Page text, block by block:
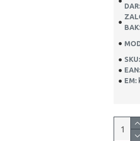
DAR:
SKU:
EAN:
EM: